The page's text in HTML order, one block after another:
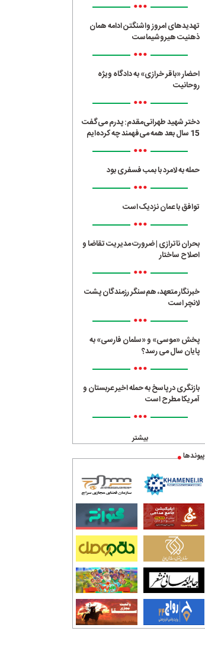
•••
تهدیدهای امروز واشنگتن ادامه همان
ذهنیت هیروشیماست
•••
احضار «باقر خرازی» به دادگاه ویژه
روحانیت
•••
دختر شهید طهرانی‌مقدم: پدرم می‌گفت
15 سال بعد همه می‌فهمند چه کرده‌ایم
•••
حمله به لامرد با بمب فسفری بود
•••
توافق با عمان نزدیک است
•••
بحران ناترازی | ضرورت مدیریت تقاضا و
اصلاح ساختار
•••
خبرنگار متعهد، هم‌سنگر رزمندگان پشت
لانچر است
•••
پخش «موسی» و «سلمان فارسی» به
پایان سال می رسد؟
•••
بازنگری در پاسخ به حمله اخیر عربستان و
آمریکا مطرح است
•••
بیشتر
پیوندها